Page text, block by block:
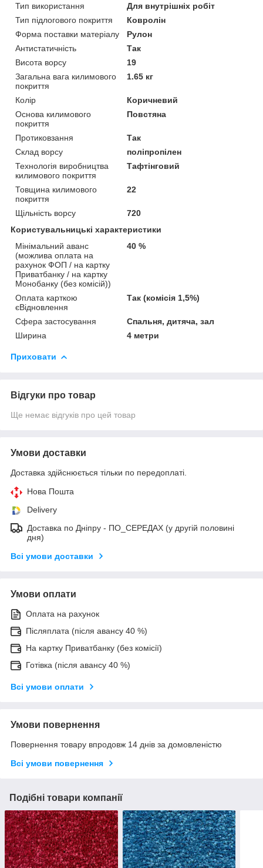
Тип використання
Для внутрішніх робіт
Тип підлогового покриття
Ковролін
Форма поставки матеріалу
Рулон
Антистатичність
Так
Висота ворсу
19
Загальна вага килимового
покриття
1.65 кг
Колір
Коричневий
Основа килимового
покриття
Повстяна
Протиковзання
Так
Склад ворсу
поліпропілен
Технологія виробництва
килимового покриття
Тафтінговий
Товщина килимового
покриття
22
Щільність ворсу
720
Користувальницькі характеристики
Мінімальний аванс
(можлива оплата на
рахунок ФОП / на картку
Приватбанку / на картку
Монобанку (без комісій))
40 %
Оплата карткою
єВідновлення
Так (комісія 1,5%)
Сфера застосування
Спальня, дитяча, зал
Ширина
4 метри
Приховати
Відгуки про товар
Ще немає відгуків про цей товар
Умови доставки
Доставка здійснюється тільки по передоплаті.
Нова Пошта
Delivery
Дocтaвкa по Дніпру - ПО_СЕРЕДАХ (у другій половині
дня)
Всі умови доставки
Умови оплати
Оплата на рахунок
Післяплата (після авансу 40 %)
На картку Приватбанку (без комісії)
Готівка (після авансу 40 %)
Всі умови оплати
Умови повернення
Повернення товару впродовж 14 днів за домовленістю
Всі умови повернення
Подібні товари компанії